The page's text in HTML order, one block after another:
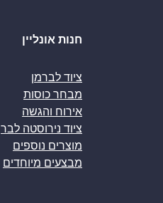
חנות אונליין
ציוד לברמן
מבחר כוסות
אירוח והגשה
ציוד נירוסטה לבר
מוצרים נוספים
מבצעים מיוחדים